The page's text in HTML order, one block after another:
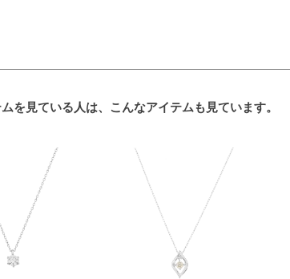
を見ている人は、こんなアイテムも見ています。